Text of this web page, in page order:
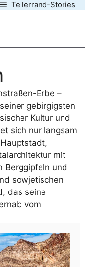
Tellerrand-Stories
Erbe –
gebirgigsten
Kultur und
sich nur langsam
mit
Berggipfeln und
sowjetischen
das seine
vom